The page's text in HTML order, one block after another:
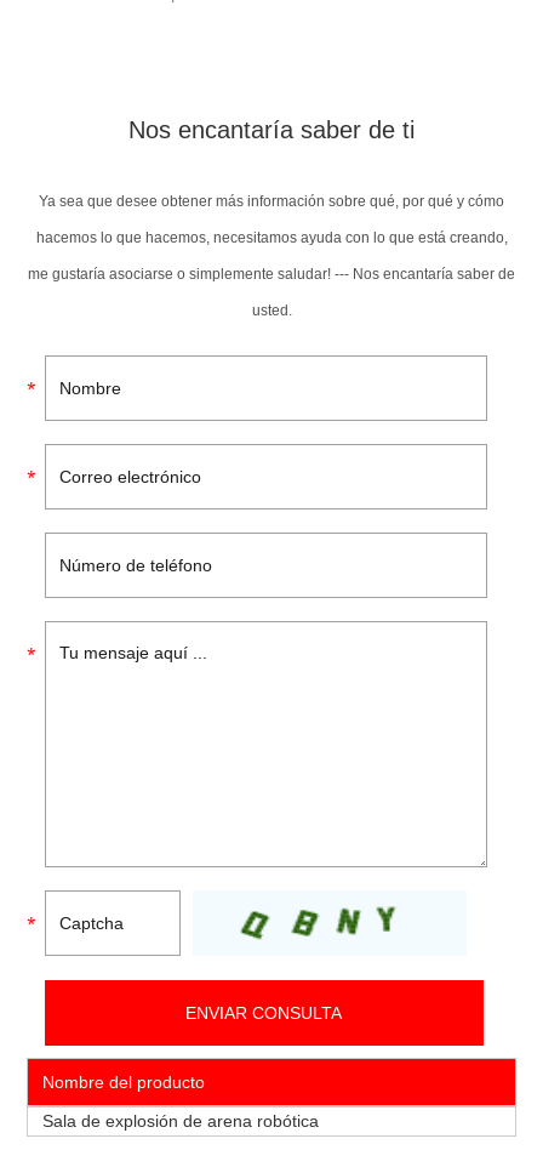
Nos encantaría saber de ti
Ya sea que desee obtener más información sobre qué, por qué y cómo
hacemos lo que hacemos, necesitamos ayuda con lo que está creando,
me gustaría asociarse o simplemente saludar! --- Nos encantaría saber de
usted.
Nombre del producto
Sala de explosión de arena robótica